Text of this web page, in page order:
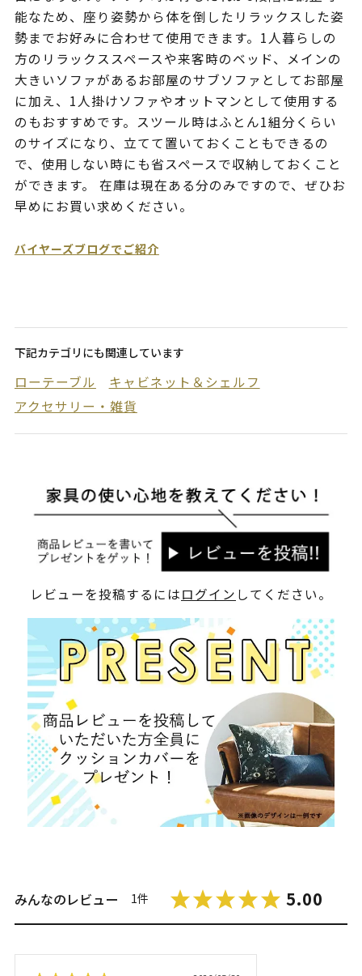
能なため、座り姿勢から体を倒したリラックスした姿
勢までお好みに合わせて使用できます。1人暮らしの
方のリラックススペースや来客時のベッド、メインの
大きいソファがあるお部屋のサブソファとしてお部屋
に加え、1人掛けソファやオットマンとして使用する
のもおすすめです。スツール時はふとん1組分くらい
のサイズになり、立てて置いておくこともできるの
で、使用しない時にも省スペースで収納しておくこと
ができます。 在庫は現在ある分のみですので、ぜひお
早めにお買い求めください。
バイヤーズブログでご紹介
下記カテゴリにも関連しています
ローテーブル
キャビネット＆シェルフ
アクセサリー・雑貨
レビューを投稿するにはログイン してください。
みんなのレビュー 1件 5.00